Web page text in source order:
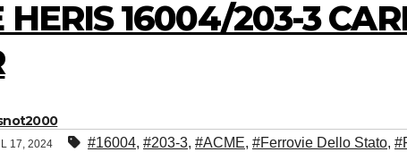
HERIS 16004/203-3
17, 2024 #16004, #203-3, #ACME, #Ferrovie Dello Stato,